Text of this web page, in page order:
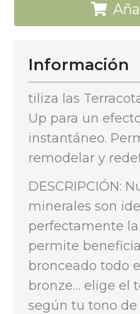
Información
tiliza las
Up para un
instantáneo.
remodelar y
DESCRIPCIÓN:
minerales son
perfectamente
permite
bronceado todo
bronze… elige el
según tu tono